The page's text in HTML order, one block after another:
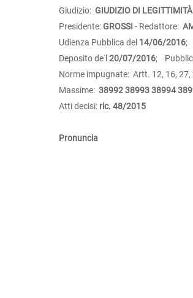
Giudizio: GIUDIZIO DI
Presidente:GROSSI - Redattore:
Udienza Pubblica del 14/06/2016;
Deposito de˙l 20/07/2016;
Norme impugnate: Artt. 12, 16,
Massime: 389923899338994
Atti decisi: ric. 48/2015
Pronuncia